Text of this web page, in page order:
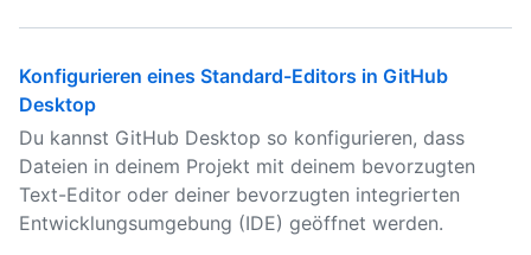
Konfigurieren eines Standard-Editors in GitHub
Desktop
Du kannst GitHub Desktop so konfigurieren, dass
Dateien in deinem Projekt mit deinem bevorzugten
Text-Editor oder deiner bevorzugten integrierten
Entwicklungsumgebung (IDE) geöffnet werden.